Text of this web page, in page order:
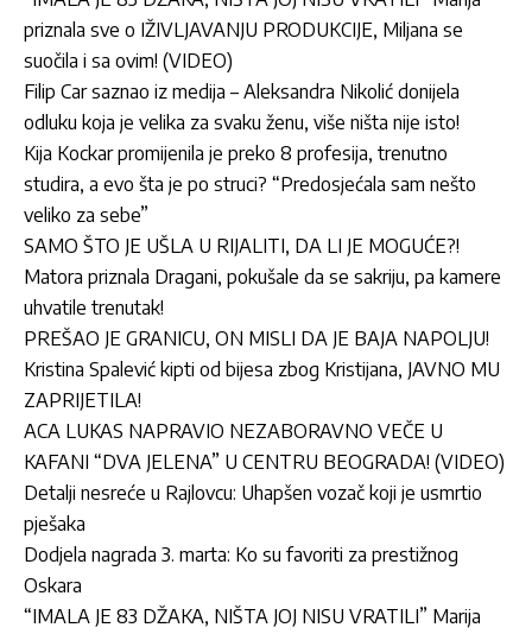
priznala sve o IŽIVLJAVANJU PRODUKCIJE, Miljana se
suočila i sa ovim! (VIDEO)
Filip Car saznao iz medija – Aleksandra Nikolić donijela
odluku koja je velika za svaku ženu, više ništa nije isto!
Kija Kockar promijenila je preko 8 profesija, trenutno
studira, a evo šta je po struci? “Predosjećala sam nešto
veliko za sebe”
SAMO ŠTO JE UŠLA U RIJALITI, DA LI JE MOGUĆE?!
Matora priznala Dragani, pokušale da se sakriju, pa kamere
uhvatile trenutak!
PREŠAO JE GRANICU, ON MISLI DA JE BAJA NAPOLJU!
Kristina Spalević kipti od bijesa zbog Kristijana, JAVNO MU
ZAPRIJETILA!
ACA LUKAS NAPRAVIO NEZABORAVNO VEČE U
KAFANI “DVA JELENA” U CENTRU BEOGRADA! (VIDEO)
Detalji nesreće u Rajlovcu: Uhapšen vozač koji je usmrtio
pješaka
Dodjela nagrada 3. marta: Ko su favoriti za prestižnog
Oskara
“IMALA JE 83 DŽAKA, NIŠTA JOJ NISU VRATILI” Marija